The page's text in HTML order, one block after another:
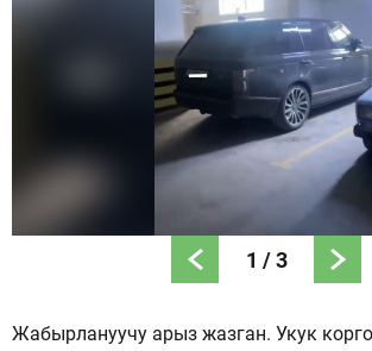
1 /3
Жабырлануучу арыз жазган. Укук